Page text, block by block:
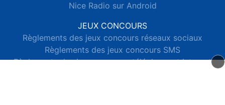
Nice Radio sur Android
JEUX CONCOURS
Règlements des jeux concours réseaux sociaux
Règlements des jeux concours SMS
Règlements des jeux concours téléphone et internet